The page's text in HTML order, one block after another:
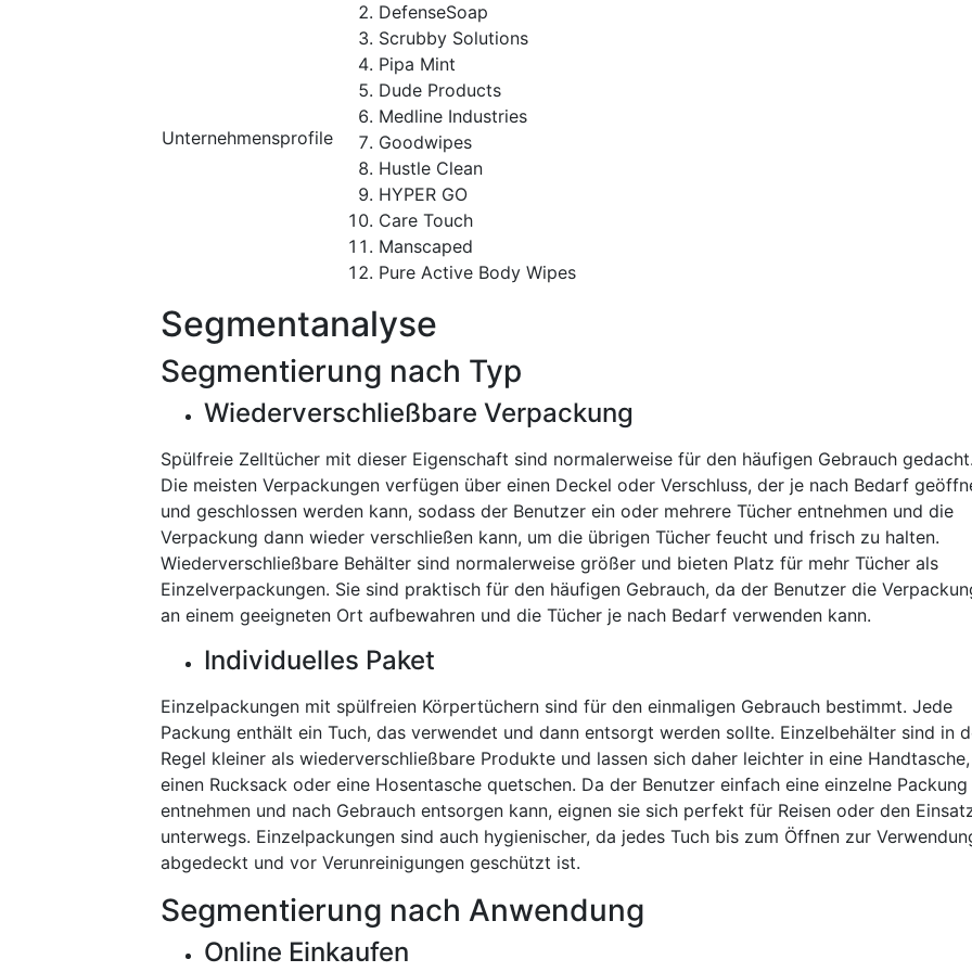
Unternehmensprofile
DefenseSoap
Scrubby Solutions
Pipa Mint
Dude Products
Medline Industries
Goodwipes
Hustle Clean
HYPER GO
Care Touch
Manscaped
Pure Active Body Wipes
Segmentanalyse
Segmentierung nach Typ
Wiederverschließbare Verpackung
Spülfreie Zelltücher mit dieser Eigenschaft sind normalerweise für den häufigen Gebrauch
Die meisten Verpackungen verfügen über einen Deckel oder Verschluss, der je nach Bedarf
und geschlossen werden kann, sodass der Benutzer ein oder mehrere Tücher entnehmen und die
Verpackung dann wieder verschließen kann, um die übrigen Tücher feucht und frisch zu halten.
Wiederverschließbare Behälter sind normalerweise größer und bieten Platz für mehr Tücher als
Einzelverpackungen. Sie sind praktisch für den häufigen Gebrauch, da der Benutzer die
an einem geeigneten Ort aufbewahren und die Tücher je nach Bedarf verwenden kann.
Individuelles Paket
Einzelpackungen mit spülfreien Körpertüchern sind für den einmaligen Gebrauch bestimmt. Jede
Packung enthält ein Tuch, das verwendet und dann entsorgt werden sollte. Einzelbehälter sind in
Regel kleiner als wiederverschließbare Produkte und lassen sich daher leichter in eine Handtasche,
einen Rucksack oder eine Hosentasche quetschen. Da der Benutzer einfach eine einzelne Packung
entnehmen und nach Gebrauch entsorgen kann, eignen sie sich perfekt für Reisen oder den
unterwegs. Einzelpackungen sind auch hygienischer, da jedes Tuch bis zum Öffnen zur
abgedeckt und vor Verunreinigungen geschützt ist.
Segmentierung nach Anwendung
Online Einkaufen